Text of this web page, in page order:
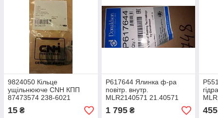
9824050 Кільце
ущільнююче CNH КПП
87473574 238-6021
21.00911 70931640
MLR2100910 T76938
15 ₴
P617644 Ялинка ф-ра
повітр. внутр.
MLR2140571 21.40571
Donaldson AF26125
RS5430 LAF6125
1 795₴ 455